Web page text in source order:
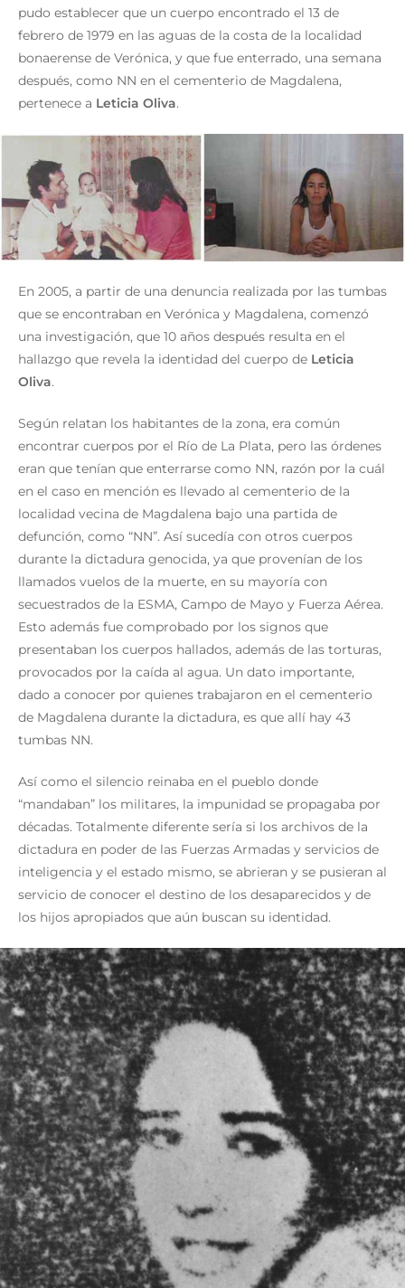
pudo establecer que un cuerpo encontrado el 13 de
febrero de 1979 en las aguas de la costa de la localidad
bonaerense de Verónica, y que fue enterrado, una semana
después, como NN en el cementerio de Magdalena,
pertenece a Leticia Oliva.
En 2005, a partir de una denuncia realizada por las tumbas
que se encontraban en Verónica y Magdalena, comenzó
una investigación, que 10 años después resulta en el
hallazgo que revela la identidad del cuerpo de Leticia
Oliva.
Según relatan los habitantes de la zona, era común
encontrar cuerpos por el Río de La Plata, pero las órdenes
eran que tenían que enterrarse como NN, razón por la cuál
en el caso en mención es llevado al cementerio de la
localidad vecina de Magdalena bajo una partida de
defunción, como “NN”. Así sucedía con otros cuerpos
durante la dictadura genocida, ya que provenían de los
llamados vuelos de la muerte, en su mayoría con
secuestrados de la ESMA, Campo de Mayo y Fuerza Aérea.
Esto además fue comprobado por los signos que
presentaban los cuerpos hallados, además de las torturas,
provocados por la caída al agua. Un dato importante,
dado a conocer por quienes trabajaron en el cementerio
de Magdalena durante la dictadura, es que allí hay 43
tumbas NN.
Así como el silencio reinaba en el pueblo donde
“mandaban” los militares, la impunidad se propagaba por
décadas. Totalmente diferente sería si los archivos de la
dictadura en poder de las Fuerzas Armadas y servicios de
inteligencia y el estado mismo, se abrieran y se pusieran al
servicio de conocer el destino de los desaparecidos y de
los hijos apropiados que aún buscan su identidad.